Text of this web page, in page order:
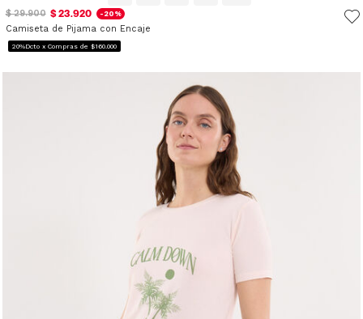
$ 29.900 $ 23.920 -20%
Camiseta de Pijama con Encaje
20%Dcto x Compras de $160.000